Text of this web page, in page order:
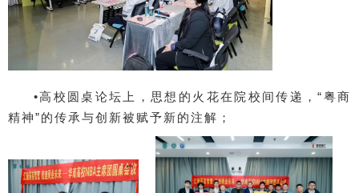
•高校圆桌论坛上，思想的火花在院校间传递，“粤商
精神”的传承与创新被赋予新的注解；